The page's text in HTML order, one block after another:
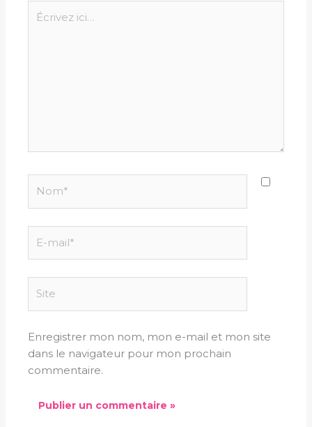
Écrivez
ici…
mail*
Enregistrer mon nom, mon e-mail et mon site
dans le navigateur pour mon prochain
commentaire.